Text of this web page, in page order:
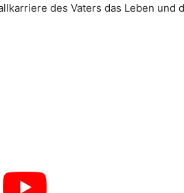
des Vaters das Leben und